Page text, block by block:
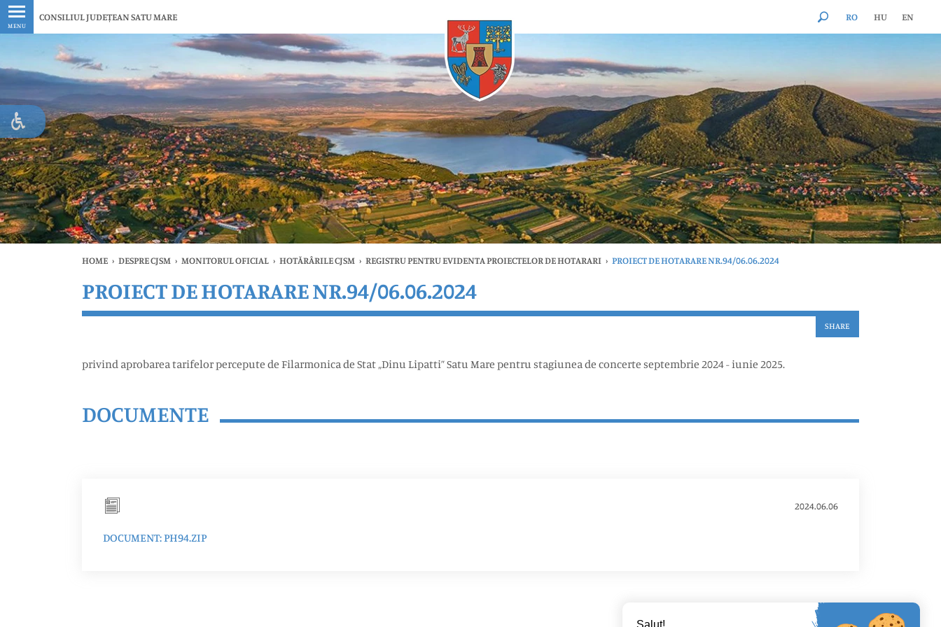
MENU
CONSILIUL JUDEȚEAN SATU MARE RO HU EN
HOME › DESPRE CJSM › MONITORUL OFICIAL › HOTĂRÂRILE CJSM › REGISTRU PENTRU EVIDENTA PROIECTELOR DE HOTARARI › PROIECT DE HOTARARE NR.94/06.06.2024
PROIECT DE HOTARARE NR.94/06.06.2024
SHARE
privind aprobarea tarifelor percepute de Filarmonica de Stat „Dinu Lipatti” Satu Mare pentru stagiunea de concerte septembrie 2024 - iunie 2025.
DOCUMENTE
2024.06.06
DOCUMENT: PH94.ZIP
Salut!